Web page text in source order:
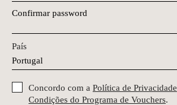
Confirmar password
País
Concordo com a Política de Privacidade
Condições do Programa de Vouchers.